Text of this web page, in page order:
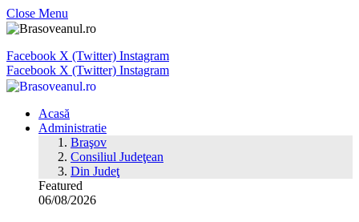
Close Menu
Facebook X (Twitter) Instagram
Facebook X (Twitter) Instagram
Acasă
Administratie
Braşov
Consiliul Judeţean
Din Judeţ
Featured
06/08/2026